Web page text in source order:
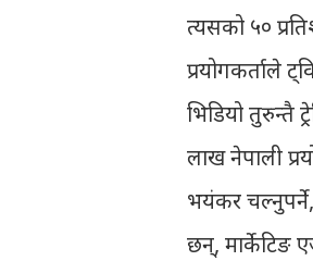
त्यसको ५०
प्रयोगकर्ताले
भिडियो तुरुन्तै
लाख नेपाली
भयंकर
छन्, मार्केटिङ